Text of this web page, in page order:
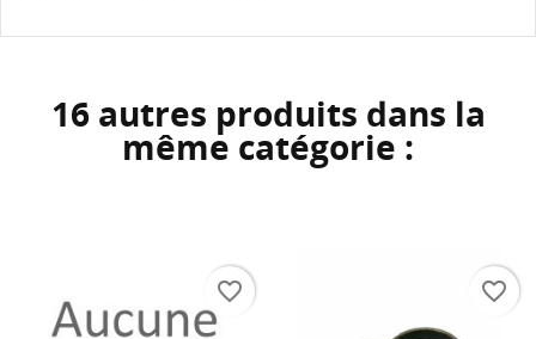
16 autres produits dans la
même catégorie :
favorite_border favorite_border